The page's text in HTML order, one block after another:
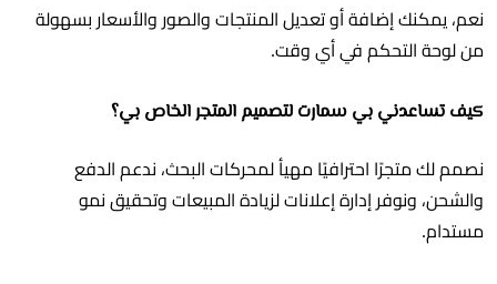
نعم، يمكنك إضافة أو تعديل المنتجات والصور والأسعار بسهولة
من لوحة التحكم في أي وقت.
كيف تساعدني بي سمارت لتصميم المتجر الخاص بي؟
نصمم لك متجرًا احترافيًا مهيأ لمحركات البحث، ندعم الدفع
والشحن، ونوفر إدارة إعلانات لزيادة المبيعات وتحقيق نمو
مستدام.